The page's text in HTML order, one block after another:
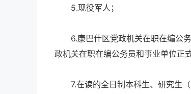
5.现役军人；
6.康巴什区党政机关在职在编公务
政机关在职在编公务员和事业单位正
7.在读的全日制本科生、研究生（